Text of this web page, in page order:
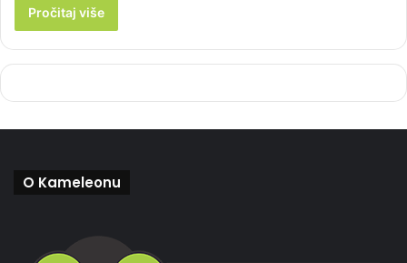
Pročitaj više
O Kameleonu